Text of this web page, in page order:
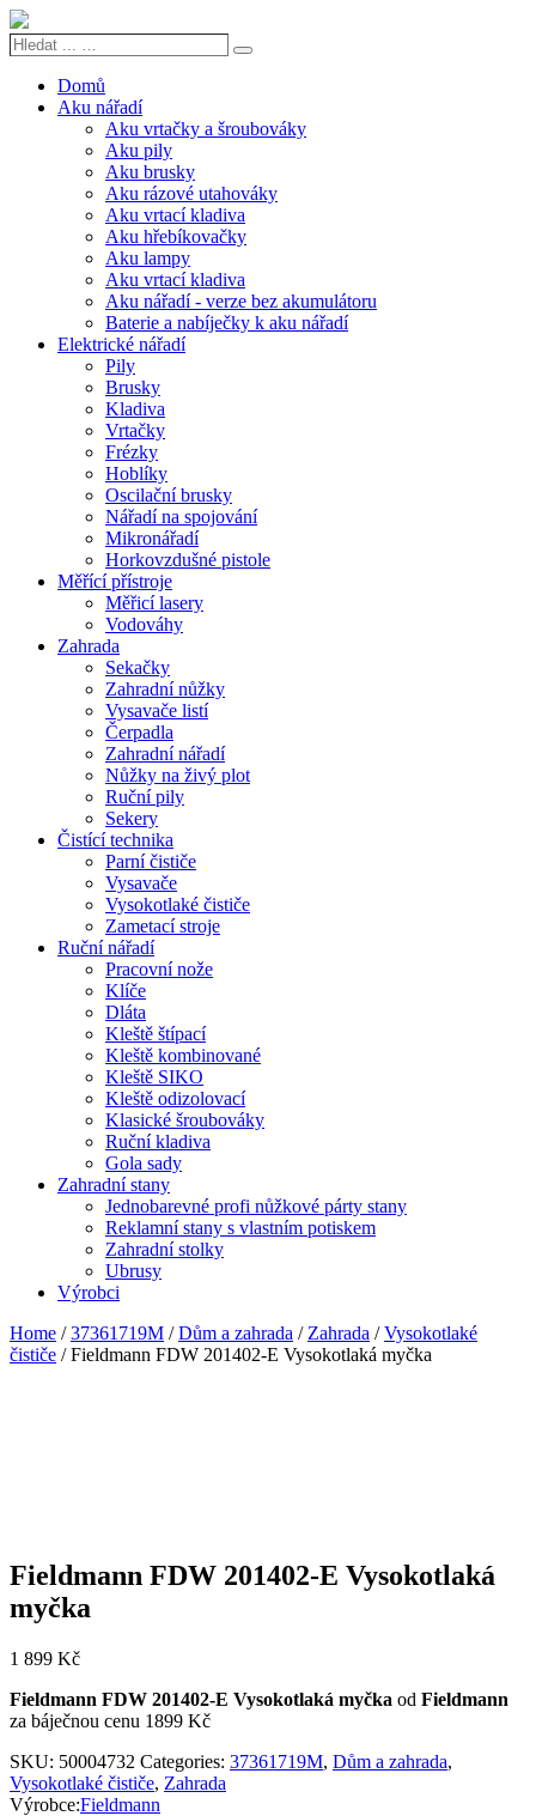
Hledat
Search
Domů
Aku nářadí
Aku vrtačky a šroubováky
Aku pily
Aku brusky
Aku rázové utahováky
Aku vrtací kladiva
Aku hřebíkovačky
Aku lampy
Aku vrtací kladiva
Aku nářadí - verze bez akumulátoru
Baterie a nabíječky k aku nářadí
Elektrické nářadí
Pily
Brusky
Kladiva
Vrtačky
Frézky
Hoblíky
Oscilační brusky
Nářadí na spojování
Mikronářadí
Horkovzdušné pistole
Měřící přístroje
Měřicí lasery
Vodováhy
Zahrada
Sekačky
Zahradní nůžky
Vysavače listí
Čerpadla
Zahradní nářadí
Nůžky na živý plot
Ruční pily
Sekery
Čistící technika
Parní čističe
Vysavače
Vysokotlaké čističe
Zametací stroje
Ruční nářadí
Pracovní nože
Klíče
Dláta
Kleště štípací
Kleště kombinované
Kleště SIKO
Kleště odizolovací
Klasické šroubováky
Ruční kladiva
Gola sady
Zahradní stany
Jednobarevné profi nůžkové párty stany
Reklamní stany s vlastním potiskem
Zahradní stolky
Ubrusy
Výrobci
Home /37361719M /Dům a zahrada / Zahrada /Vysokotlaké
čističe / Fieldmann FDW 201402-E Vysokotlaká myčka
Fieldmann FDW 201402-E Vysokotlaká
myčka
1 899 Kč
Fieldmann FDW 201402-E Vysokotlaká myčka od Fieldmann
za báječnou cenu 1899 Kč
SKU: 50004732 Categories: 37361719M, Dům a zahrada,
Vysokotlaké čističe, Zahrada
Výrobce:Fieldmann